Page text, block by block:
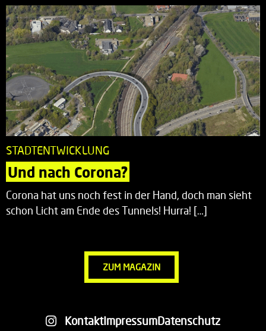
STADTENTWICKLUNG
Und nach Corona?
Corona hat uns noch fest in der Hand, doch man sieht
schon Licht am Ende des Tunnels! Hurra! […]
ZUM MAGAZIN
KontaktImpressumDatenschutz